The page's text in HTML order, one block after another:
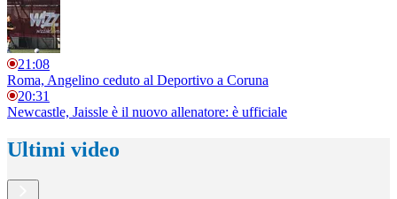
21:08
Roma, Angelino ceduto al Deportivo a Coruna
20:31
Newcastle, Jaissle è il nuovo allenatore: è ufficiale
Ultimi video